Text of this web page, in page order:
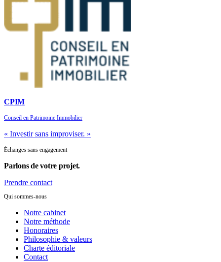
CPIM
Conseil en Patrimoine Immobilier
« Investir sans improviser. »
Échanges sans engagement
Parlons de votre projet.
Prendre contact
Qui sommes-nous
Notre cabinet
Notre méthode
Honoraires
Philosophie & valeurs
Charte éditoriale
Contact